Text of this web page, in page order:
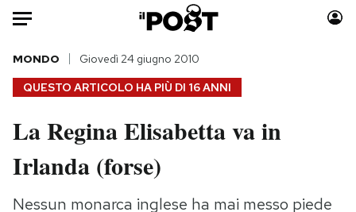
Auto
HOME
Italia
Politica
Tecnologia
Moda
Storie/Idee
QUESTO ARTICOLO HA PIÙ DI 16 ANNI
MONDO Giovedì 24 giugno 2010
La Regina Elisabetta va in
Irlanda (forse)
Nessun monarca inglese ha mai messo piede